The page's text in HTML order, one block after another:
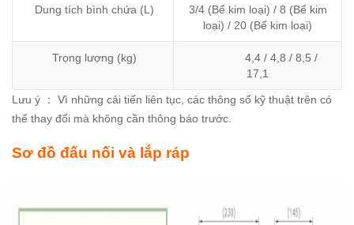
Dung tích bình chứa (L)
3/4 (Bể kim loại) / 8 (Bể kim
loại) / 20 (Bể kim loại)
Trọng lượng (kg)
4,4 / 4,8 / 8,5 /
17,1
Lưu ý ： Vì những cải tiến liên tục, các thông số kỹ thuật trên có
thể thay đổi mà không cần thông báo trước.
Sơ đồ đấu nối và lắp ráp